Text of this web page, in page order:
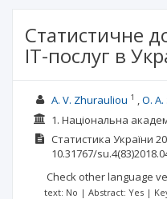
Статистичне
IT-послуг в
A. V. Zhurauliou 1 O.
1. Національна
Статистика України
10.31767/
Check other language
text: No | Abstract: Yes |